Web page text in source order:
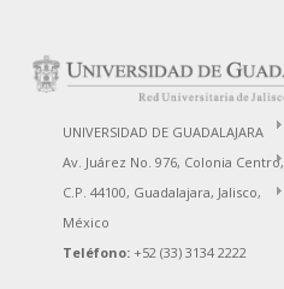
UNIVERSIDAD DE GUADALAJARA
Av. Juárez No. 976, Colonia Centro,
C.P. 44100, Guadalajara, Jalisco,
México
Teléfono: +52 (33) 3134 2222